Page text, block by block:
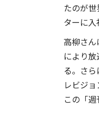
たのが
ターに入
高柳さ
により
る。さ
レビジ
この「